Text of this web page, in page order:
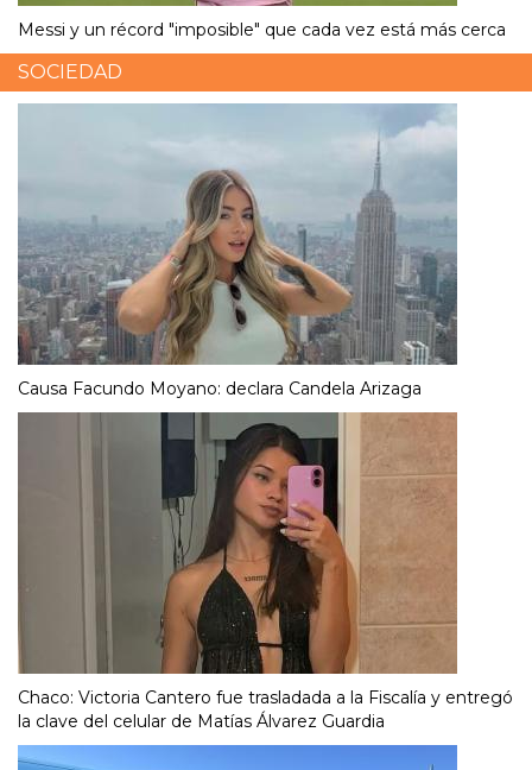
Messi y un récord "imposible" que cada vez está más cerca
SOCIEDAD
Causa Facundo Moyano: declara Candela Arizaga
Chaco: Victoria Cantero fue trasladada a la Fiscalía y entregó
la clave del celular de Matías Álvarez Guardia